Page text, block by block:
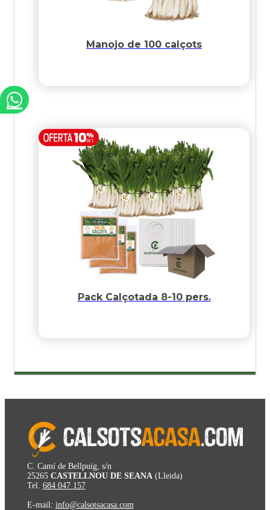
Manojo de 100 calçots
Pack Calçotada 8-10 pers.
C. Camí de Bellpuig, s/n
25265 CASTELLNOU DE SEANA (Lleida)
Tel. 684 047 157
E-mail: info@calsotsacasa.com